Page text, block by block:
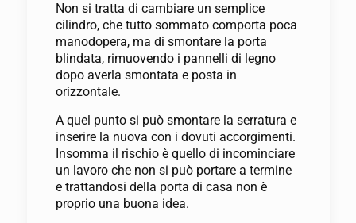
Non si tratta di cambiare un semplice
cilindro, che tutto sommato comporta poca
manodopera, ma di smontare la porta
blindata, rimuovendo i pannelli di legno
dopo averla smontata e posta in
orizzontale.
A quel punto si può smontare la serratura e
inserire la nuova con i dovuti accorgimenti.
Insomma il rischio è quello di incominciare
un lavoro che non si può portare a termine
e trattandosi della porta di casa non è
proprio una buona idea.